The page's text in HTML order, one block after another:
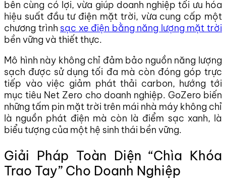
bên cùng có lợi, vừa giúp doanh nghiệp tối ưu hóa
hiệu suất đầu tư điện mặt trời, vừa cung cấp một
chương trình sạc xe điện bằng năng lượng mặt trời
bền vững và thiết thực.
Mô hình này không chỉ đảm bảo nguồn năng lượng
sạch được sử dụng tối đa mà còn đóng góp trực
tiếp vào việc giảm phát thải carbon, hướng tới
mục tiêu Net Zero cho doanh nghiệp. GoZero biến
những tấm pin mặt trời trên mái nhà máy không chỉ
là nguồn phát điện mà còn là điểm sạc xanh, là
biểu tượng của một hệ sinh thái bền vững.
Giải Pháp Toàn Diện “Chìa Khóa
Trao Tay” Cho Doanh Nghiệp